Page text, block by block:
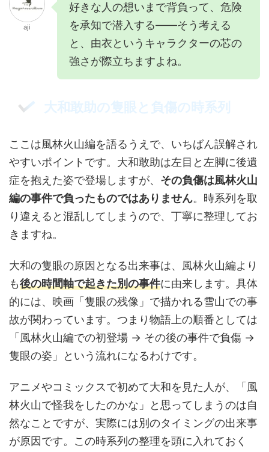
aji
好きな人の想いまで背負って、危険
を承知で潜入する——そう考える
と、由衣というキャラクターの芯の
強さが際立ちますよね。
大和敢助の隻眼と負傷の時系列
ここは風林火山編を語るうえで、いちばん誤解され
やすいポイントです。大和敢助は左目と左脚に後遺
症を抱えた姿で登場しますが、 その負傷は風林火山
編の事件で負ったものではありません。時系列を取
り違えると混乱してしまうので、丁寧に整理してお
きますね。
大和の隻眼の原因となる出来事は、風林火山編より
も後の時間軸で起きた別の事件に由来します。具体
的には、映画「隻眼の残像」で描かれる雪山での事
故が関わっています。つまり物語上の順番としては
「風林火山編での初登場 → その後の事件で負傷 →
隻眼の姿」という流れになるわけです。
アニメやコミックスで初めて大和を見た人が、「風
林火山で怪我をしたのかな」と思ってしまうのは自
然なことですが、実際には別のタイミングの出来事
が原因です。この時系列の整理を頭に入れておく